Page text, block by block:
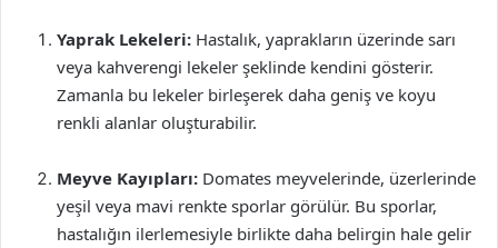
Yaprak Lekeleri: Hastalık, yaprakların üzerinde sarı
veya kahverengi lekeler şeklinde kendini gösterir.
Zamanla bu lekeler birleşerek daha geniş ve koyu
renkli alanlar oluşturabilir.
Meyve Kayıpları: Domates meyvelerinde, üzerlerinde
yeşil veya mavi renkte sporlar görülür. Bu sporlar,
hastalığın ilerlemesiyle birlikte daha belirgin hale gelir